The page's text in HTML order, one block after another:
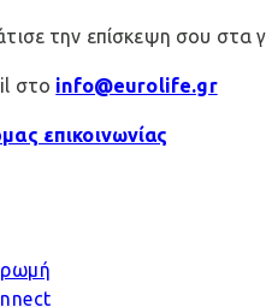
την επίσκεψη σου στα
στο info@eurolife.gr
επικοινωνίας